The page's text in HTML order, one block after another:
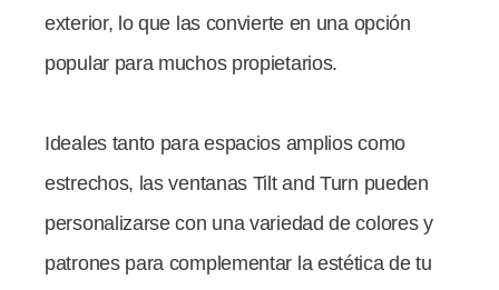
exterior, lo que las convierte en una opción
popular para muchos propietarios.
Ideales tanto para espacios amplios como
estrechos, las ventanas Tilt and Turn pueden
personalizarse con una variedad de colores y
patrones para complementar la estética de tu